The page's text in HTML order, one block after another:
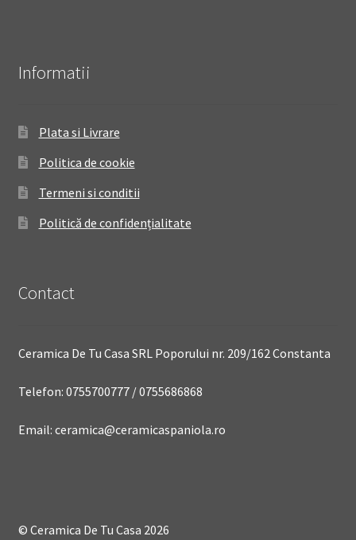
Informatii
Plata si Livrare
Politica de cookie
Termeni si conditii
Politică de confidențialitate
Contact
Ceramica De Tu Casa SRL Poporului nr. 209/162 Constanta
Telefon: 0755700777 / 0755686868
Email: ceramica@ceramicaspaniola.ro
© Ceramica De Tu Casa 2026